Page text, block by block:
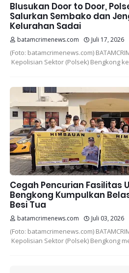
Blusukan Door to Door,
Salurkan Sembako dan
Kelurahan Sadai
batamcrimenews.com Juli 17, 2026
(Foto: batamcrimenews.com)
Kepolisian Sektor (Polsek) Bengkong
Cegah Pencurian Fasilitas
Bengkong Kumpulkan
Besi Tua
batamcrimenews.com Juli 03, 2026
(Foto: batamcrimenews.com)
Kepolisian Sektor (Polsek) Bengkong